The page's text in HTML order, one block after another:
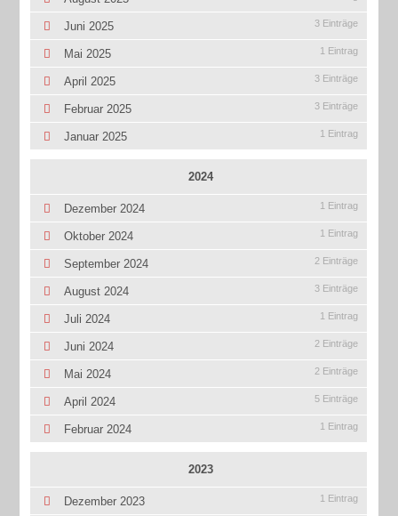
Juni 2025 3 Einträge
Mai 2025 1 Eintrag
April 2025 3 Einträge
Februar 2025 3 Einträge
Januar 2025 1 Eintrag
2024
Dezember 2024 1 Eintrag
Oktober 2024 1 Eintrag
September 2024 2 Einträge
August 2024 3 Einträge
Juli 2024 1 Eintrag
Juni 2024 2 Einträge
Mai 2024 2 Einträge
April 2024 5 Einträge
Februar 2024 1 Eintrag
2023
Dezember 2023 1 Eintrag